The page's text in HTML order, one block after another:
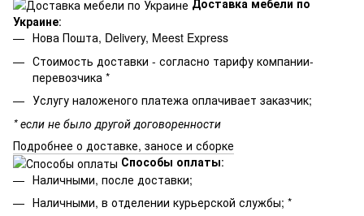
Доставка мебели по
Украине:
Нова Пошта, Delivery, Meest Express
Стоимость доставки - согласно тарифу компании-
перевозчика *
Услугу наложеного платежа оплачивает заказчик;
* если не было другой договоренности
Подробнее о доставке, заносе и сборке
Способы оплаты:
Наличными, после доставки;
Наличными, в отделении курьерской службы; *